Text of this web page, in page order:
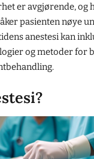
er avgjørende, og
pasienten nøye
anestesi kan
og metoder for